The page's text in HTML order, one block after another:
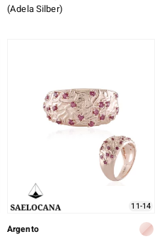
(Adela Silber)
11-14
Argento